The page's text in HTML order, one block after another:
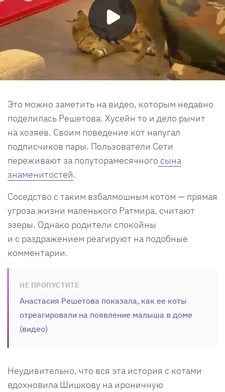
Это можно заметить на видео, которым недавно
поделилась Решетова. Хусейн то и дело рычит
на хозяев. Своим поведение кот напугал
подписчиков пары. Пользователи Сети
переживают за полуторамесячного сына
знаменитостей.
Соседство с таким взбалмошным котом — прямая
угроза жизни маленького Ратмира, считают
эзеры. Однако родители спокойны
и с раздражением реагируют на подобные
комментарии.
НЕ ПРОПУСТИТЕ
Анастасия Решетова показала, как ее коты
отреагировали на появление малыша в доме
(видео)
Неудивительно, что вся эта история с котами
вдохновила Шишкову на ироничную